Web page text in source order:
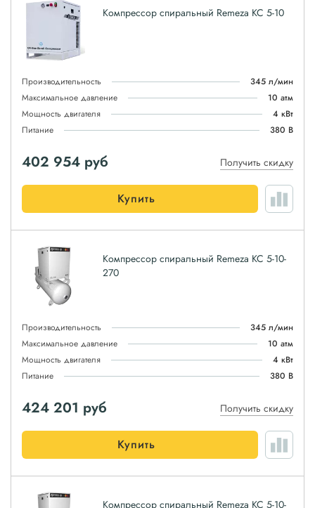
Компрессор спиральный Remeza КС 5-10
Производительность
345 л/мин
Максимальное давление
10 атм
Мощность двигателя
4 кВт
Питание
380 В
402 954 руб Получить скидку
Купить
Компрессор спиральный Remeza КС 5-10-
270
Производительность
345 л/мин
Максимальное давление
10 атм
Мощность двигателя
4 кВт
Питание
380 В
424 201 руб Получить скидку
Купить
Компрессор спиральный Remeza КС 5-10-